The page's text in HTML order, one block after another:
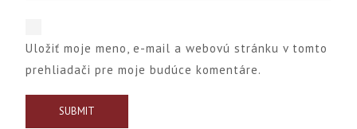
Uložiť moje meno, e-mail a webovú stránku v tomto
prehliadači pre moje budúce komentáre.